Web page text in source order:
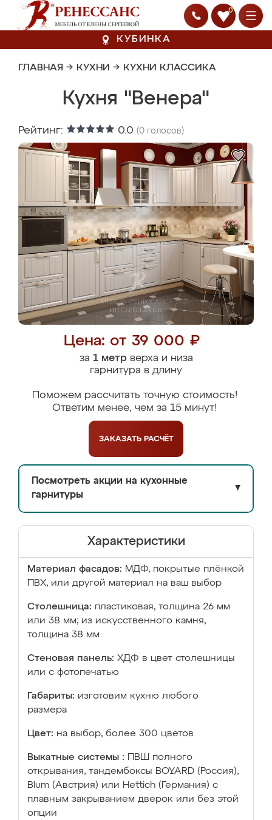
0
КУБИНКА
ГЛАВНАЯ → КУХНИ → КУХНИ КЛАССИКА
Кухня "Венера"
Рейтинг: 0.0 (0 голосов)
Цена: от 39 000 ₽
за 1 метрверха и низа
гарнитура в длину
Поможем рассчитать точную стоимость!
Ответим менее, чем за 15 минут!
ЗАКАЗАТЬ РАСЧЁТ
Посмотреть акции на кухонные
гарнитуры
▼
Характеристики
Материал фасадов: МДФ, покрытые плёнкой
ПВХ, или другой материал на ваш выбор
Столешница: пластиковая, толщина 26 мм
или 38 мм; из искусственного камня,
толщина 38 мм
Стеновая панель: ХДФ в цвет столешницы
или с фотопечатью
Габариты: изготовим кухню любого
размера
Цвет: на выбор, более 300 цветов
Выкатные системы :
ПВШ полного
открывания, тандембоксы BOYARD (Россия),
Blum (Австрия) или Hettich (Германия) с
плавным закрыванием дверок или без этой
опции